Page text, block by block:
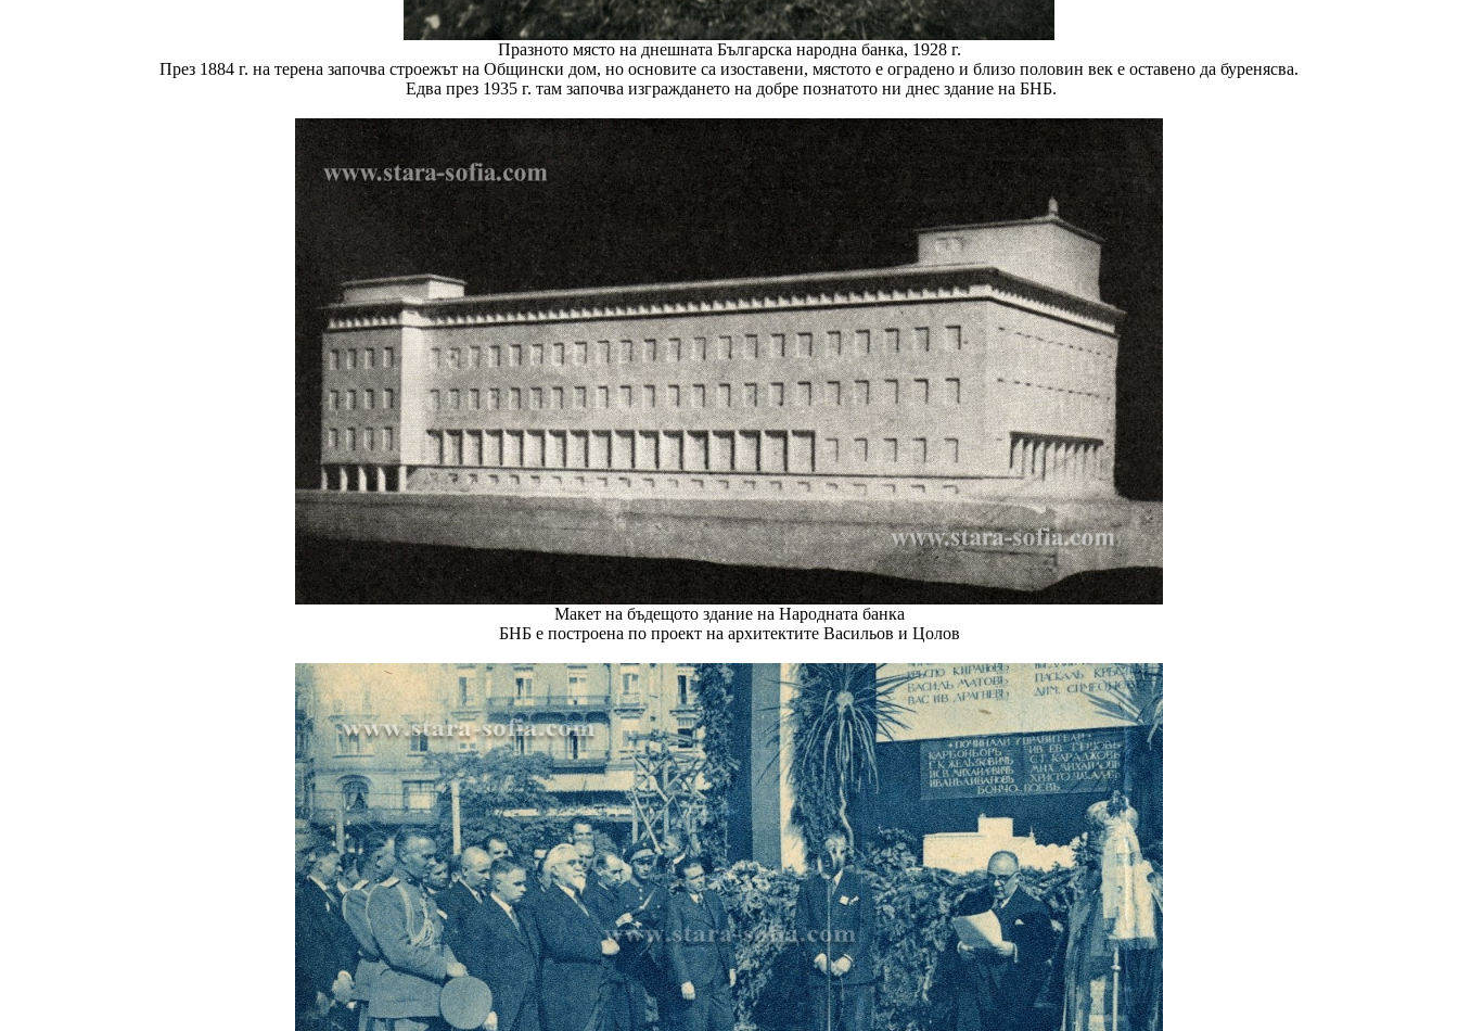
Празното място на днешната Българска народна банка, 1928 г.
През 1884 г. на терена започва строежът на Общински дом, но основите са изоставени, мястото е оградено и близо половин век е оставено да буренясва.
Едва през 1935 г. там започва изграждането на добре познатото ни днес здание на БНБ.
Макет на бъдещото здание на Народната банка
БНБ e построена по проект на архитектите Васильов и Цолов